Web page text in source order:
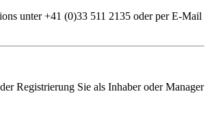
unter +41 (0)33 511 2135 oder per E-Mail
Registrierung Sie als Inhaber oder Manager